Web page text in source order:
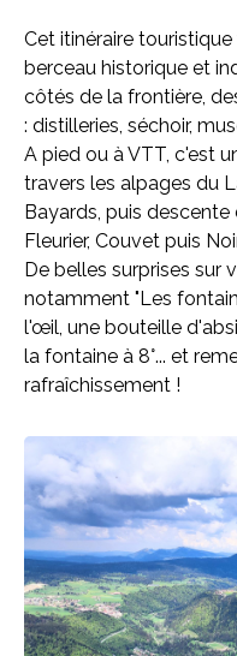
Cet itinéraire
berceau historique et
côtés de la frontière,
: distilleries, séchoir,
A pied ou à VTT, c'est
travers les alpages du
Bayards, puis descente
Fleurier, Couvet puis
De belles surprises sur
notamment "Les
l'œil, une bouteille
la fontaine à 8°... et
rafraîchissement !